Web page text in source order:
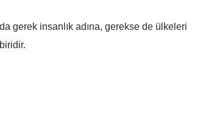
gerek insanlık adına, gerekse de ülkeleri